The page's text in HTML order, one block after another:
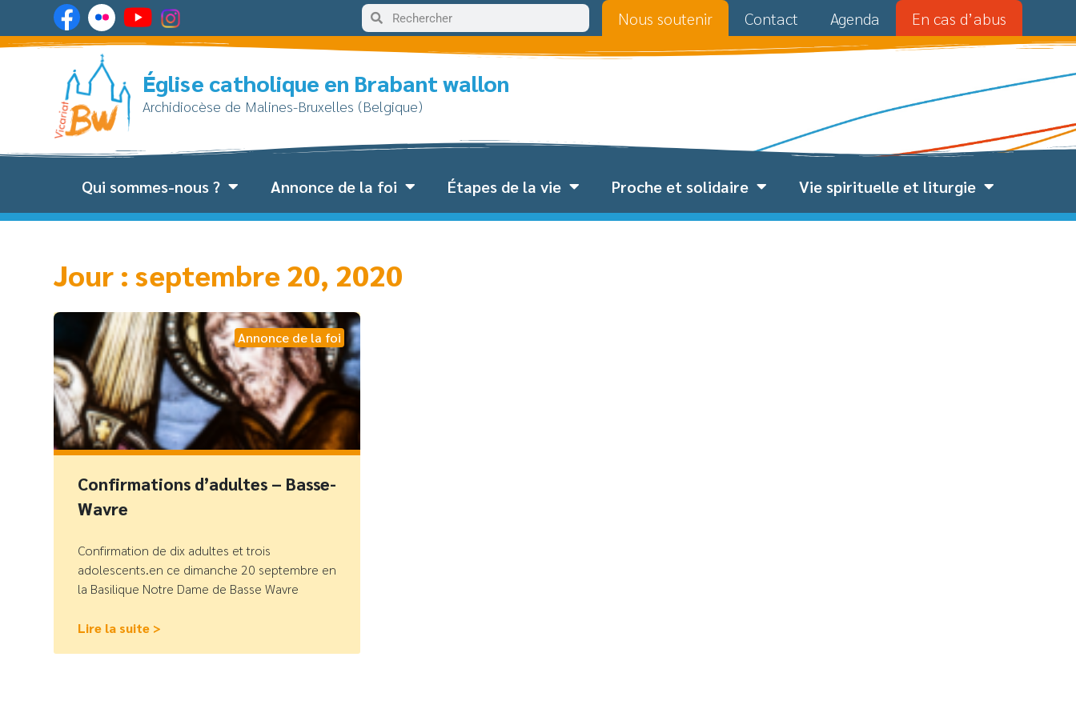
Nous soutenir Contact Agenda En cas d’abus
Église catholique en Brabant wallon
Archidiocèse de Malines-Bruxelles (Belgique)
Qui sommes-nous ? Annonce de la foi Étapes de la vie Proche et solidaire Vie spirituelle et liturgie
Jour : septembre 20, 2020
Annonce de la foi
Confirmations d’adultes – Basse-
Wavre
Confirmation de dix adultes et trois
adolescents.en ce dimanche 20 septembre en
la Basilique Notre Dame de Basse Wavre
Lire la suite >